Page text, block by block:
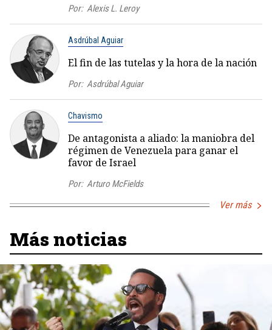
Por: Alexis L. Leroy
Asdrúbal Aguiar
El fin de las tutelas y la hora de la nación
Por: Asdrúbal Aguiar
Chavismo
De antagonista a aliado: la maniobra del
régimen de Venezuela para ganar el
favor de Israel
Por: Arturo McFields
Ver más
Más noticias